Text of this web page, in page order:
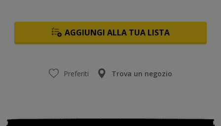
AGGIUNGI ALLA TUA LISTA
Preferiti Trova un negozio